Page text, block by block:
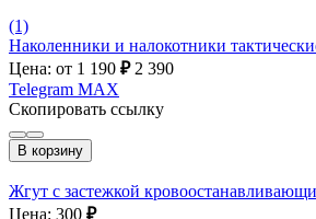
(1)
Наколенники и налокотники
Цена: от 1 190 ₽ 2 390
Telegram MAX
Скопировать ссылку
В корзину
Жгут с застежкой
Цена: 300 ₽